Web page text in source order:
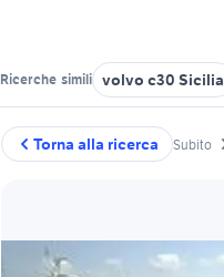
Ricerche simili volvo c30 Sicilia
Torna alla ricerca Subito